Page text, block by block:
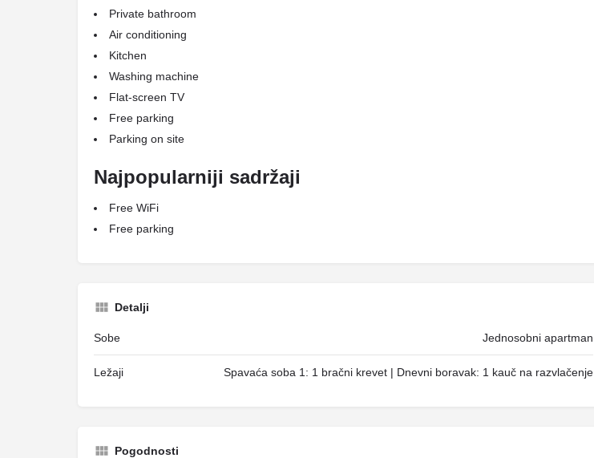
Private bathroom
Air conditioning
Kitchen
Washing machine
Flat-screen TV
Free parking
Parking on site
Najpopularniji sadržaji
Free WiFi
Free parking
Detalji
Sobe Jednosobni apartman
Ležaji Spavaća soba 1: 1 bračni krevet | Dnevni boravak: 1 kauč na razvlačenje
Pogodnosti